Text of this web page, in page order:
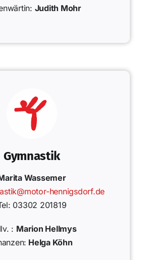
Judith Mohr
Gymnastik
Wassemer
hennigsdorf.de
03302 201819
: Marion Hellmys
Helga Köhn